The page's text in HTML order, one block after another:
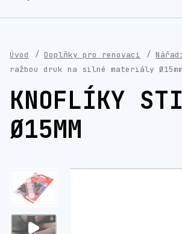
Úvod Doplňky pro renovaci
ražbou druk na silné materiály Ø15mm
KNOFLÍKY
Ø15MM